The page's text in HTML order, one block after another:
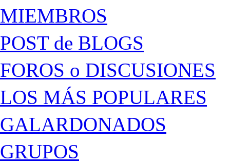
MIEMBROS
POST de BLOGS
FOROS o DISCUSIONES
LOS MÁS POPULARES
GALARDONADOS
GRUPOS